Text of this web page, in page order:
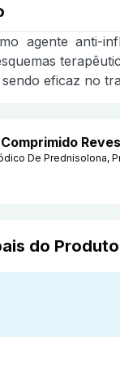
agente anti-
eficaz no
De Prednisolona,
do Produto